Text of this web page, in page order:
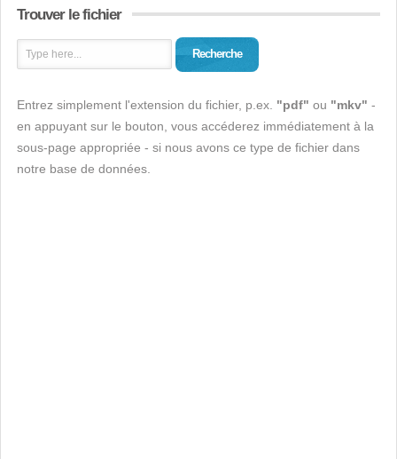
Trouver le fichier
Recherche
Entrez simplement l'extension du fichier, p.ex. "pdf" ou "mkv" -
en appuyant sur le bouton, vous accéderez immédiatement à la
sous-page appropriée - si nous avons ce type de fichier dans
notre base de données.